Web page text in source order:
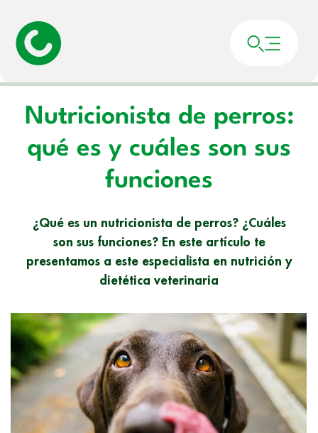
Portada»
Nutricionista de perros:
qué es y cuáles son sus
funciones
¿Qué es un nutricionista de perros? ¿Cuáles
son sus funciones? En este artículo te
presentamos a este especialista en nutrición y
dietética veterinaria